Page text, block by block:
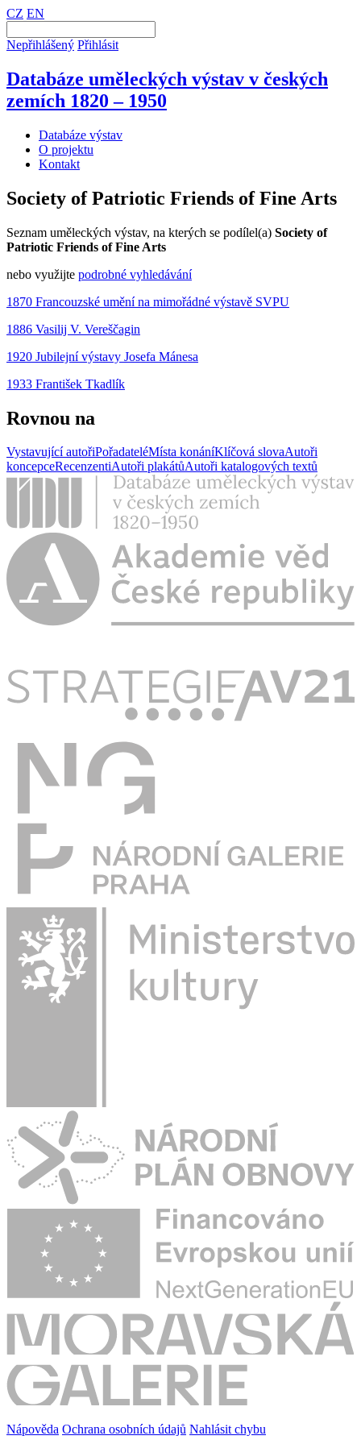
CZ EN
Nepřihlášený Přihlásit
Databáze uměleckých výstav v českých
zemích 1820 – 1950
Databáze výstav
O projektu
Kontakt
Society of Patriotic Friends of Fine Arts
Seznam uměleckých výstav, na kterých se podílel(a) Society of
Patriotic Friends of Fine Arts
nebo využijte podrobné vyhledávání
1870 Francouzské umění na mimořádné výstavě SVPU
1886 Vasilij V. Vereščagin
1920 Jubilejní výstavy Josefa Mánesa
1933 František Tkadlík
Rovnou na
Vystavující autořiPořadateléMísta konáníKlíčová slovaAutoři
koncepceRecenzentiAutoři plakátůAutoři katalogových textů
Nápověda Ochrana osobních údajů Nahlásit chybu